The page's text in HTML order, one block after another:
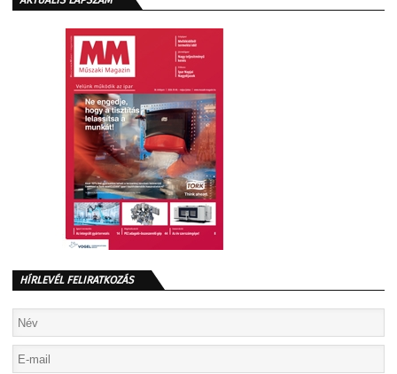
HÍRLEVÉL FELIRATKOZÁS